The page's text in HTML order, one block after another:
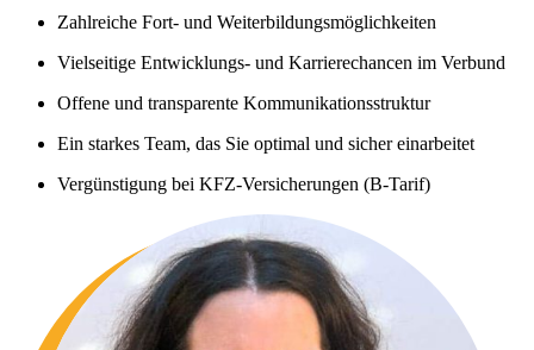
Zahlreiche Fort- und Weiterbildungsmöglichkeiten
Vielseitige Entwicklungs- und Karrierechancen im Verbund
Offene und transparente Kommunikationsstruktur
Ein starkes Team, das Sie optimal und sicher einarbeitet
Vergünstigung bei KFZ-Versicherungen (B-Tarif)